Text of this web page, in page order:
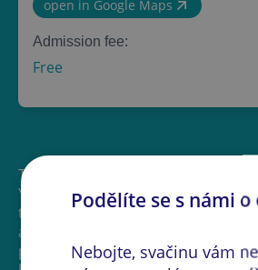
open in Google Maps
Admission fee:
Free
The exhibition by Czech
YOUR BLOOD / MY ROSE, offers
themes in the artist’s work,
aspects of the female experience.
presented in an unconventional
Podělíte se s námi o
Nebojte, svačinu vám